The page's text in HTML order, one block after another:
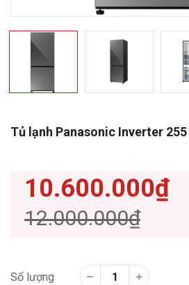
Tủ lạnh Panasonic Inverter
10.600.000₫
12.000.000₫
Số lượng